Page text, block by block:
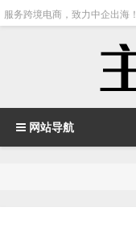
服务跨境电商，致力中企出海！
网站导航